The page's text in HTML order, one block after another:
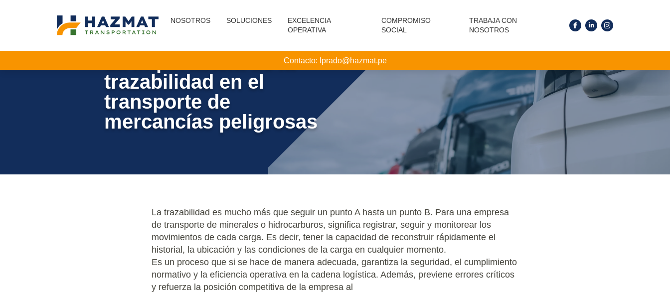
NOSOTROS SOLUCIONES
EXCELENCIA
OPERATIVA
COMPROMISO
SOCIAL
TRABAJA CON
NOSOTROS
Contacto: lprado@hazmat.pe
La importancia de la
trazabilidad en el
transporte de
mercancías peligrosas
La trazabilidad es mucho más que seguir un punto A hasta un punto B. Para una empresa
de transporte de minerales o hidrocarburos, significa registrar, seguir y monitorear los
movimientos de cada carga. Es decir, tener la capacidad de reconstruir rápidamente el
historial, la ubicación y las condiciones de la carga en cualquier momento.
Es un proceso que si se hace de manera adecuada, garantiza la seguridad, el cumplimiento
normativo y la eficiencia operativa en la cadena logística. Además, previene errores críticos
y refuerza la posición competitiva de la empresa al